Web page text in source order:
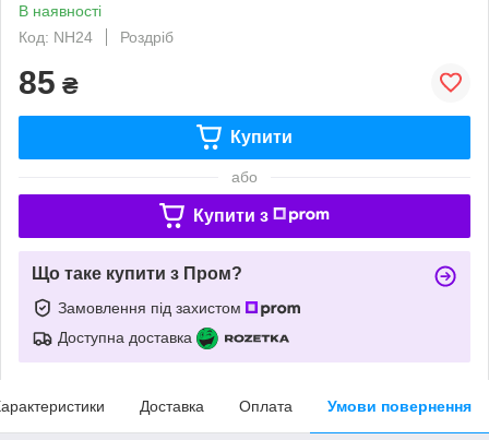
В наявності
Код: NH24
Роздріб
85 ₴
Купити
або
Купити з
Що таке купити з Пром?
Замовлення під захистом
Доступна доставка
Доставка Оплата Умови повернення